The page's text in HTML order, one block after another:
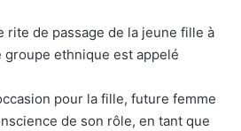
rite de passage de la jeune fille à
groupe ethnique est appelé
pour la fille, future femme
de son rôle, en tant que